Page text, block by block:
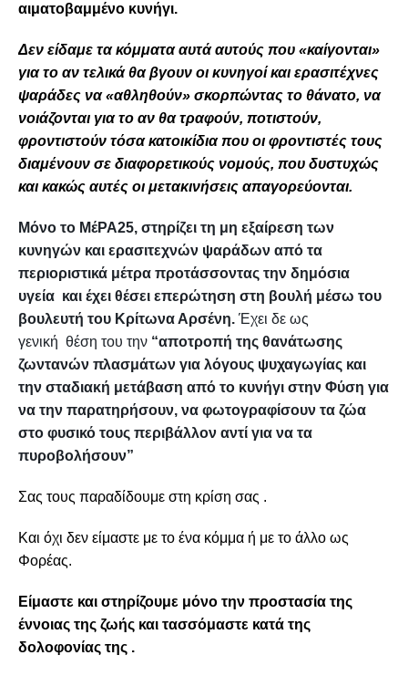
αιματοβαμμένο κυνήγι.
Δεν είδαμε τα κόμματα αυτά αυτούς που «καίγονται»
για το αν τελικά θα βγουν οι κυνηγοί και ερασιτέχνες
ψαράδες να «αθληθούν» σκορπώντας το θάνατο, να
νοιάζονται για το αν θα τραφούν, ποτιστούν,
φροντιστούν τόσα κατοικίδια που οι φροντιστές τους
διαμένουν σε διαφορετικούς νομούς, που δυστυχώς
και κακώς αυτές οι μετακινήσεις απαγορεύονται.
Μόνο το ΜέΡΑ25, στηρίζει τη μη εξαίρεση των
κυνηγών και ερασιτεχνών ψαράδων από τα
περιοριστικά μέτρα προτάσσοντας την δημόσια
υγεία και έχει θέσει επερώτηση στη βουλή μέσω του
βουλευτή του Κρίτωνα Αρσένη. Έχει δε ως
γενική θέση του την “αποτροπή της θανάτωσης
ζωντανών πλασμάτων για λόγους ψυχαγωγίας και
την σταδιακή μετάβαση από το κυνήγι στην Φύση για
να την παρατηρήσουν, να φωτογραφίσουν τα ζώα
στο φυσικό τους περιβάλλον αντί για να τα
πυροβολήσουν”
Σας τους παραδίδουμε στη κρίση σας .
Και όχι δεν είμαστε με το ένα κόμμα ή με το άλλο ως
Φορέας.
Είμαστε και στηρίζουμε μόνο την προστασία της
έννοιας της ζωής και τασσόμαστε κατά της
δολοφονίας της .